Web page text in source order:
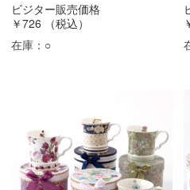
ビジター販売価格
￥726
（税込）
在庫： ○